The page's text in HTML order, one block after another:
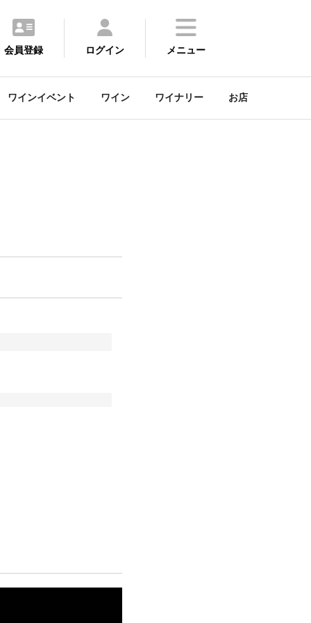
会員登録 ログイン メニュー
ワインイベント ワイン ワイナリー お店